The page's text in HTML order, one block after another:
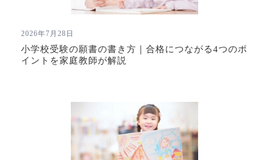
2026年7月28日
小学校受験の願書の書き方｜合格につながる4つのポ
イントを家庭教師が解説